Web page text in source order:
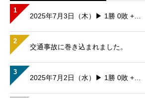
1
2025年7月3日（木）▶ 1勝 0敗 +…
2
交通事故に巻き込まれました。
3
2025年7月2日（水）▶ 1勝 0敗 +…